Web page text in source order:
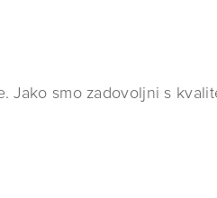
smo zadovoljni s